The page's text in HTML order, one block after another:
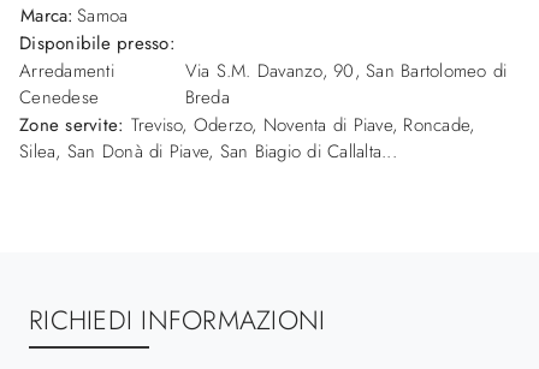
Marca: Samoa
Disponibile presso:
Arredamenti
Cenedese
Via S.M. Davanzo, 90,San Bartolomeo di
Breda
Zone servite: Treviso, Oderzo, Noventa di Piave, Roncade,
Silea, San Donà di Piave, San Biagio di Callalta...
RICHIEDI INFORMAZIONI